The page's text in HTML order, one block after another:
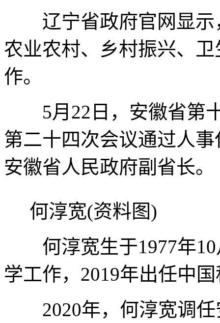
辽宁省政府官网显示
农业农村、乡村振兴、
作。
5月22日，安徽省第十
第二十四次会议通过人
安徽省人民政府副省长。
何淳宽(资料图)
何淳宽生于1977年10
学工作，2019年出任中
2020年，何淳宽调任